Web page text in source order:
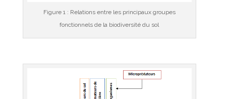
Figure 1 : Relations entre les principaux groupes
fonctionnels de la biodiversité du sol